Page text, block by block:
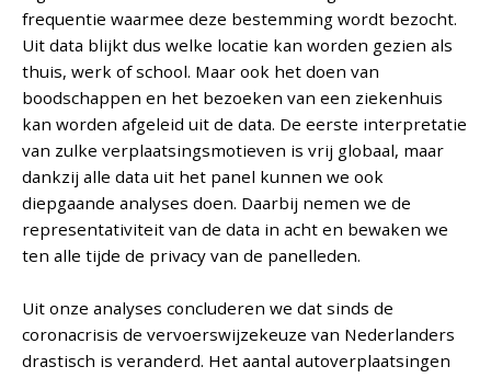
frequentie waarmee deze bestemming wordt bezocht.
Uit data blijkt dus welke locatie kan worden gezien als
thuis, werk of school. Maar ook het doen van
boodschappen en het bezoeken van een ziekenhuis
kan worden afgeleid uit de data. De eerste interpretatie
van zulke verplaatsingsmotieven is vrij globaal, maar
dankzij alle data uit het panel kunnen we ook
diepgaande analyses doen. Daarbij nemen we de
representativiteit van de data in acht en bewaken we
ten alle tijde de privacy van de panelleden.
Uit onze analyses concluderen we dat sinds de
coronacrisis de vervoerswijzekeuze van Nederlanders
drastisch is veranderd. Het aantal autoverplaatsingen